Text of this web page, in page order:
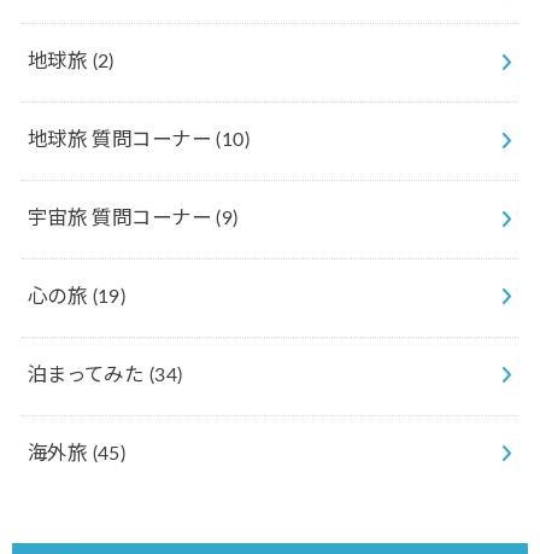
地球旅 (2)
地球旅 質問コーナー(10)
宇宙旅 質問コーナー(9)
心の旅 (19)
泊まってみた (34)
海外旅 (45)